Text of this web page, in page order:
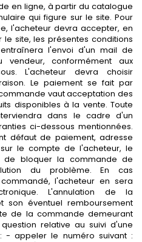
en ligne, à partir du catalogue
qui figure sur le site. Pour
l'acheteur devra accepter, en
site, les présentes conditions
l'envoi d'un mail de
conformément aux
L'acheteur devra choisir
Le paiement se fait par
vaut acceptation des
disponibles à la vente. Toute
dans le cadre d'un
ci-dessous mentionnées.
défaut de paiement, adresse
le compte de l'acheteur, le
bloquer la commande de
du problème. En cas
l'acheteur en sera
L'annulation de la
éventuel remboursement
de la commande demeurant
relative au suivi d'une
- appeler le numéro suivant :